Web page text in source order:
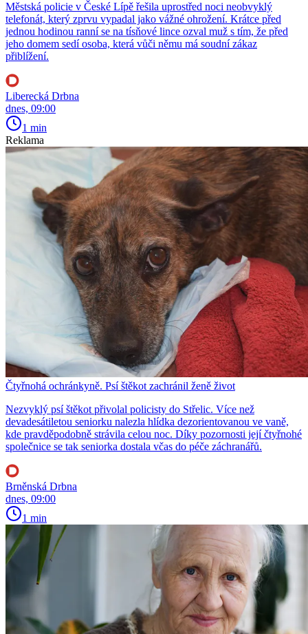
Městská policie v České Lípě řešila uprostřed noci neobvyklý
telefonát, který zprvu vypadal jako vážné ohrožení. Krátce před
jednou hodinou ranní se na tísňové lince ozval muž s tím, že před
jeho domem sedí osoba, která vůči němu má soudní zákaz
přiblížení.
Liberecká Drbna
dnes, 09:00
1 min
Reklama
Čtyřnohá ochránkyně. Psí štěkot zachránil ženě život
Nezvyklý psí štěkot přivolal policisty do Střelic. Více než
devadesátiletou seniorku nalezla hlídka dezorientovanou ve vaně,
kde pravděpodobně strávila celou noc. Díky pozornosti její čtyřnohé
společnice se tak seniorka dostala včas do péče záchranářů.
Brněnská Drbna
dnes, 09:00
1 min